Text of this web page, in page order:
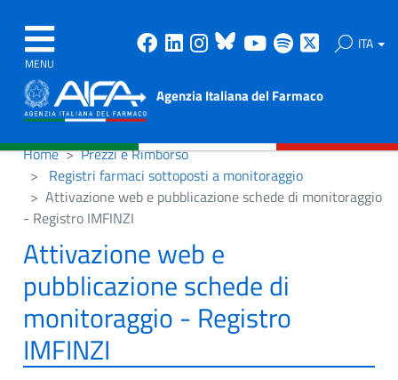
MENU
Facebook
Linkedin
Instagram
Bluesky
Youtube
Spotify ITA
Agenzia Italiana del Farmaco
Home
Prezzi e Rimborso
Registri farmaci sottoposti a monitoraggio
Attivazione web e pubblicazione schede di monitoraggio
- Registro IMFINZI
Attivazione web e
pubblicazione schede di
monitoraggio - Registro
IMFINZI